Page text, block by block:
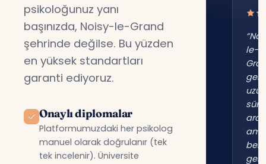
psikoloğunuz yanı
başınızda, Noisy-le-Grand
şehrinde değilse. Bu yüzden
en yüksek standartları
garanti ediyoruz.
Onaylı diplomalar
Platformumuzdaki her psikolog
manuel olarak doğrulanır (tek
tek incelenir). Üniversite
le-
uzun
süre
beni